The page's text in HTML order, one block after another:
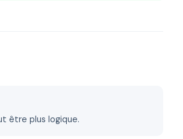
être plus logique.